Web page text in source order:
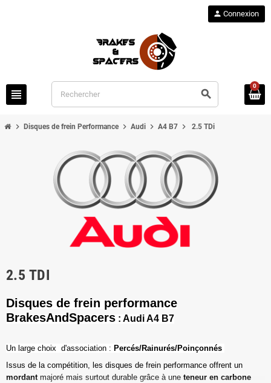
view_headline search
person Connexion
0
chevron_right Disques de frein Performance chevron_right Audi chevron_right A4 B7 chevron_right 2.5 TDi
2.5 TDI
Disques de frein performance
BrakesAndSpacers : Audi A4 B7
Un l arge choix d'association : Percés/Rainurés/Poinçonnés
Issus de la compétition, les disques de frein performance offrent un
mordant majoré mais surtout durable grâce à une teneur en carbone